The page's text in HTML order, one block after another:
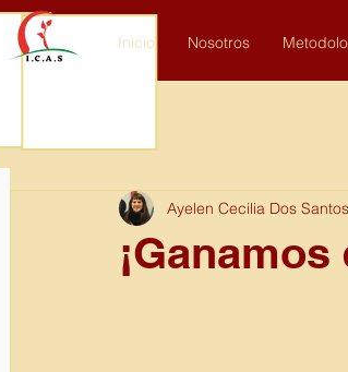
Inicio Nosotros
Ayelen Cecilia Dos Santos